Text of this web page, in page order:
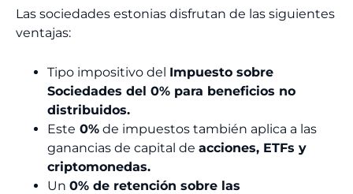
Las sociedades estonias disfrutan de las siguientes
ventajas:
Tipo impositivo del Impuesto sobre
Sociedades del 0% para beneficios no
distribuidos.
Este 0% de impuestos también aplica a las
ganancias de capital de acciones, ETFs y
criptomonedas.
Un 0% de retención sobre las